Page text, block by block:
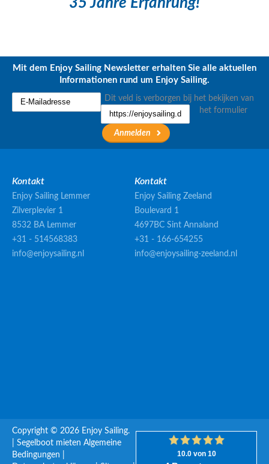
35 Jahre Erfahrung!
Mit dem Enjoy Sailing Newsletter erhalten Sie alle aktuellen
Informationen rund um Enjoy Sailing.
Dit veld is verborgen bij het bekijken van
het formulier
Kontakt
Enjoy Sailing Lemmer
Zilverplevier 1
8532 BA Lemmer
+31 - 514568383
info@enjoysailing.nl
Kontakt
Enjoy Sailing Zeeland
Boulevard 1
4697BC Sint Annaland
+31 - 166-654255
info@enjoysailing-zeeland.nl
Copyright © 2026 Enjoy Sailing.
Segelboot mieten Algemeine
Bedingungen